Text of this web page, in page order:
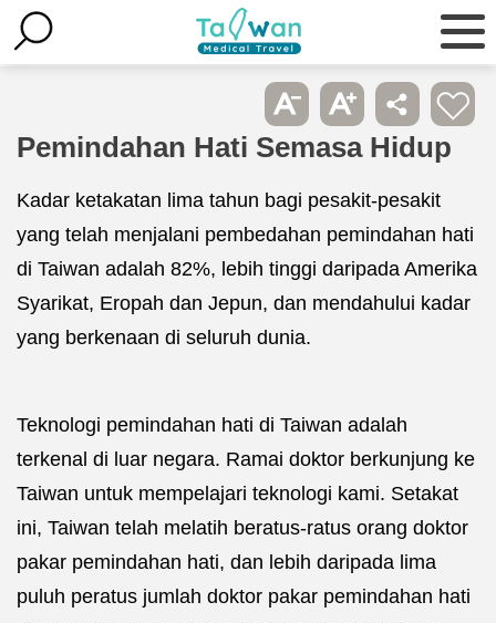
Pemindahan Hati Semasa Hidup
Kadar ketakatan lima tahun bagi pesakit-pesakit
yang telah menjalani pembedahan pemindahan hati
di Taiwan adalah 82%, lebih tinggi daripada Amerika
Syarikat, Eropah dan Jepun, dan mendahului kadar
yang berkenaan di seluruh dunia.
Teknologi pemindahan hati di Taiwan adalah
terkenal di luar negara. Ramai doktor berkunjung ke
Taiwan untuk mempelajari teknologi kami. Setakat
ini, Taiwan telah melatih beratus-ratus orang doktor
pakar pemindahan hati, dan lebih daripada lima
puluh peratus jumlah doktor pakar pemindahan hati